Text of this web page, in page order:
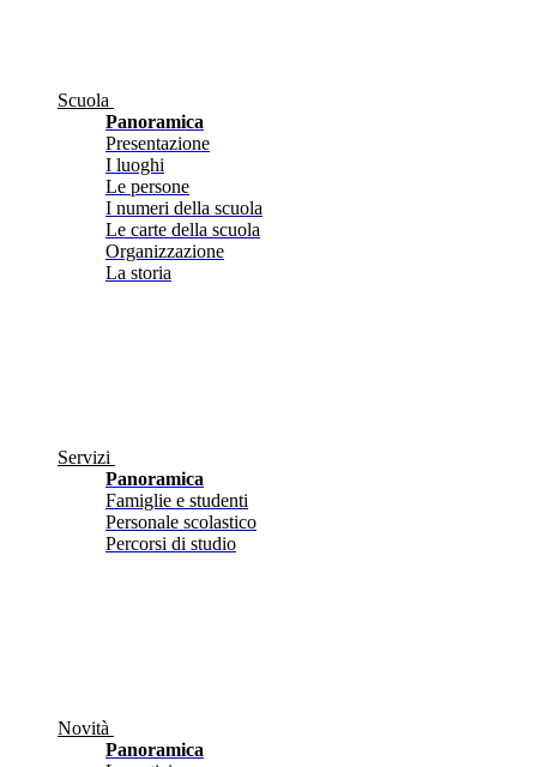
Scuola
Panoramica
Presentazione
I luoghi
Le persone
I numeri della scuola
Le carte della scuola
Organizzazione
La storia
Servizi
Panoramica
Famiglie e studenti
Personale scolastico
Percorsi di studio
Novità
Panoramica